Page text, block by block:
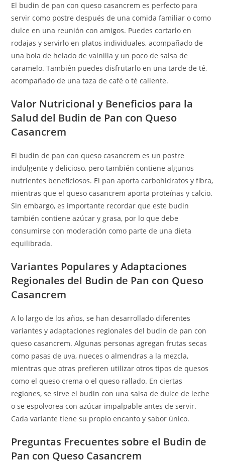
El budin de pan con queso casancrem es perfecto para
servir como postre después de una comida familiar o como
dulce en una reunión con amigos. Puedes cortarlo en
rodajas y servirlo en platos individuales, acompañado de
una bola de helado de vainilla y un poco de salsa de
caramelo. También puedes disfrutarlo en una tarde de té,
acompañado de una taza de café o té caliente.
Valor Nutricional y Beneficios para la
Salud del Budin de Pan con Queso
Casancrem
El budin de pan con queso casancrem es un postre
indulgente y delicioso, pero también contiene algunos
nutrientes beneficiosos. El pan aporta carbohidratos y fibra,
mientras que el queso casancrem aporta proteínas y calcio.
Sin embargo, es importante recordar que este budin
también contiene azúcar y grasa, por lo que debe
consumirse con moderación como parte de una dieta
equilibrada.
Variantes Populares y Adaptaciones
Regionales del Budin de Pan con Queso
Casancrem
A lo largo de los años, se han desarrollado diferentes
variantes y adaptaciones regionales del budin de pan con
queso casancrem. Algunas personas agregan frutas secas
como pasas de uva, nueces o almendras a la mezcla,
mientras que otras prefieren utilizar otros tipos de quesos
como el queso crema o el queso rallado. En ciertas
regiones, se sirve el budin con una salsa de dulce de leche
o se espolvorea con azúcar impalpable antes de servir.
Cada variante tiene su propio encanto y sabor único.
Preguntas Frecuentes sobre el Budin de
Pan con Queso Casancrem